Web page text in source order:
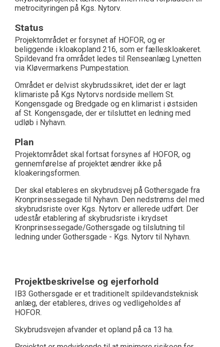
metrocityringen på Kgs. Nytorv.
Status
Projektområdet er forsynet af HOFOR, og er
beliggende i kloakopland 216, som er fælleskloakeret.
Spildevand fra området ledes til Renseanlæg Lynetten
via Kløvermarkens Pumpestation.
Området er delvist skybrudssikret, idet der er lagt
klimariste på Kgs Nytorvs nordside mellem St.
Kongensgade og Bredgade og en klimarist i østsiden
af St. Kongensgade, der er tilsluttet en ledning med
udløb i Nyhavn.
Plan
Projektområdet skal fortsat forsynes af HOFOR, og
gennemførelse af projektet ændrer ikke på
kloakeringsformen.
Der skal etableres en skybrudsvej på Gothersgade fra
Kronprinsessegade til Nyhavn. Den nedstrøms del med
skybrudsriste over Kgs. Nytorv er allerede udført. Der
udestår etablering af skybrudsriste i krydset
Kronprinsessegade/Gothersgade og tilslutning til
ledning under Gothersgade - Kgs. Nytorv til Nyhavn.
Projektbeskrivelse og ejerforhold
IB3 Gothersgade er et traditionelt spildevandsteknisk
anlæg, der etableres, drives og vedligeholdes af
HOFOR.
Skybrudsvejen afvander et opland på ca 13 ha.